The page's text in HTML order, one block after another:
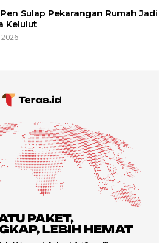
Sulap Pekarangan Rumah Jadi
Kelulut
2026